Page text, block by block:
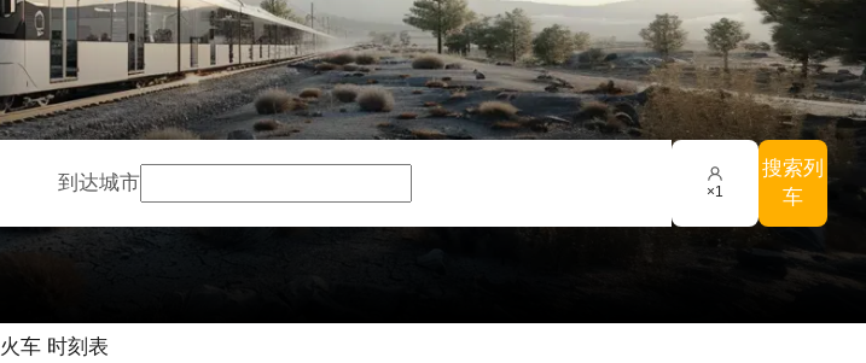
到达城市 ×1
搜索列
车
火车 时刻表